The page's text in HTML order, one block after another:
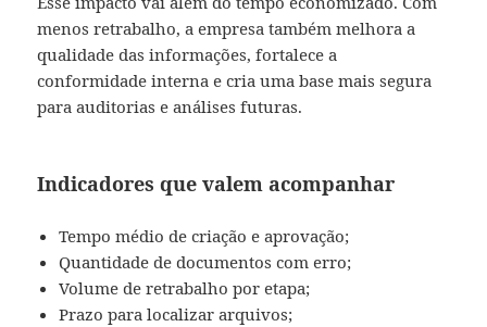
menos retrabalho, a empresa também melhora a
qualidade das informações, fortalece a
conformidade interna e cria uma base mais segura
para auditorias e análises futuras.
Indicadores que valem acompanhar
Tempo médio de criação e aprovação;
Quantidade de documentos com erro;
Volume de retrabalho por etapa;
Prazo para localizar arquivos;